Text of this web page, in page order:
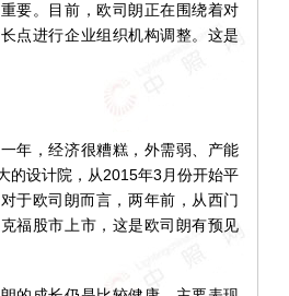
要。目前，欧司朗正在围绕着对
点进行企业组织机构调整。这是
，经济很糟糕，外需弱、产能
的设计院，从2015年3月份开始平
于欧司朗而言，两年前，从西门
福股市上市，这是欧司朗有预见